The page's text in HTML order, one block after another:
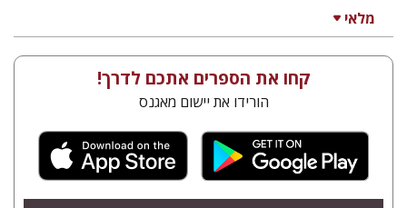
מלאי
קחו את הספרים אתכם לדרך!
הורידו את יישום מאגנס